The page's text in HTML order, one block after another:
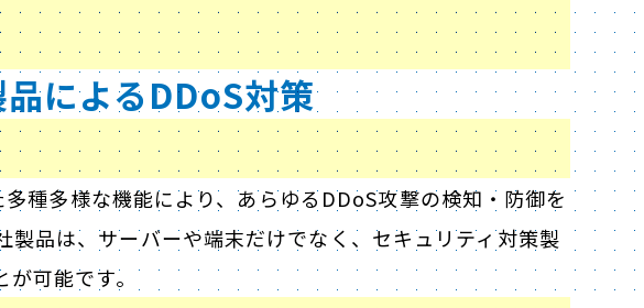
によるDDoS対策
種多様な機能により、あらゆるDDoS攻撃の検知・防御を
製品は、サーバーや端末だけでなく、セキュリティ対策製
可能です。